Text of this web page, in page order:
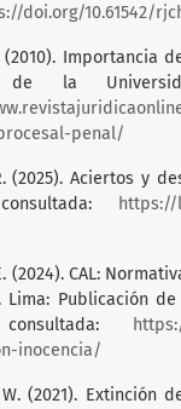
doi.org/10.61542/
(2010). Importancia
de la
penal/
(2025). Aciertos y
https://
(2024). CAL:
Lima: Publicación
inocencia/
W. (2021). Extinción